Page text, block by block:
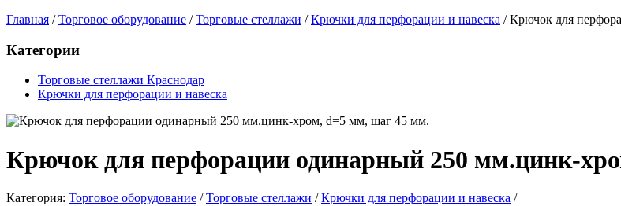
Главная / Торговое оборудование / Торговые стеллажи / Крючки для перфорации и навеска / Крючок для
Категории
Торговые стеллажи Краснодар
Крючки для перфорации и навеска
Крючок для перфорации одинарный 250 мм.цинк-
Категория: Торговое оборудование / Торговые стеллажи / Крючки для перфорации и навеска /